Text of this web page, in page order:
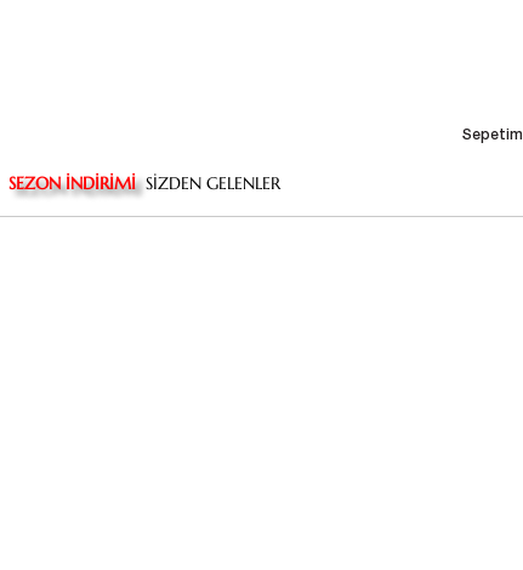
Sepetim
SEZON İNDİRİMİ SİZDEN GELENLER